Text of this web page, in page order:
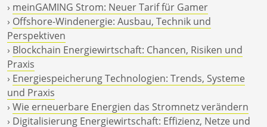
› meinGAMING Strom: Neuer Tarif für Gamer
› Offshore-Windenergie: Ausbau, Technik und
Perspektiven
› Blockchain Energiewirtschaft: Chancen, Risiken und
Praxis
› Energiespeicherung Technologien: Trends, Systeme
und Praxis
› Wie erneuerbare Energien das Stromnetz verändern
› Digitalisierung Energiewirtschaft: Effizienz, Netze und